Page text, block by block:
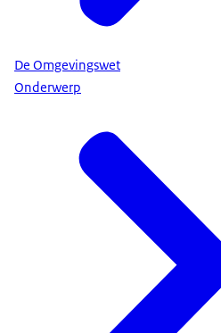
De Omgevingswet
Onderwerp